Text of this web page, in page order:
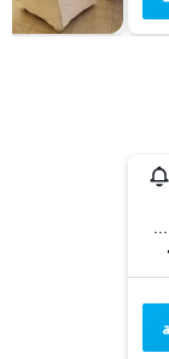
Viale 2 Giugno 60, سرفيا, مقاطعة رافينا, إيطاليا